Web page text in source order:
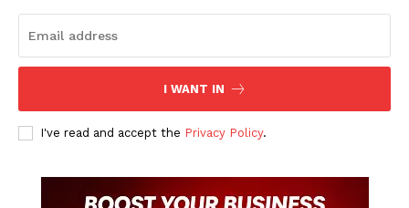
I WANT IN
I've read and accept the Privacy Policy.